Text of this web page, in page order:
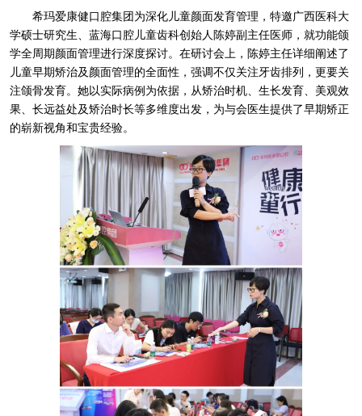
希玛爱康健口腔集团为深化儿童颜面发育管理，特邀广西医科大
学硕士研究生、蓝海口腔儿童齿科创始人陈婷副主任医师，就功能颌
学全周期颜面管理进行深度探讨。在研讨会上，陈婷主任详细阐述了
儿童早期矫治及颜面管理的全面性，强调不仅关注牙齿排列，更要关
注颌骨发育。她以实际病例为依据，从矫治时机、生长发育、美观效
果、长远益处及矫治时长等多维度出发，为与会医生提供了早期矫正
的崭新视角和宝贵经验。